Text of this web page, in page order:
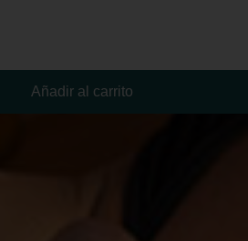
Añadir al carrito